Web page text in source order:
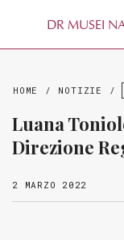
DR MUSEI
HOME / NOTIZIE /
Luana
Direzione
2 MARZO 2022